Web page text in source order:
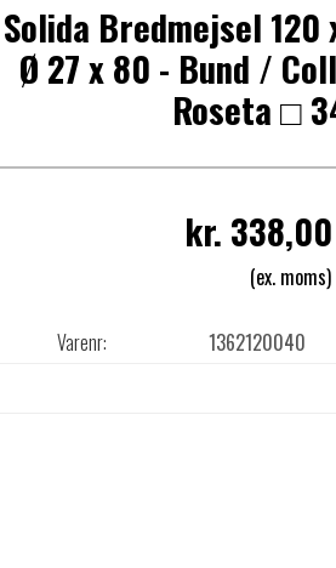
Solida Bredmejsel 120
Ø 27 x 80 - Bund /
Roseta □
kr. 338,00
(ex. moms)
Varenr: 1362120040